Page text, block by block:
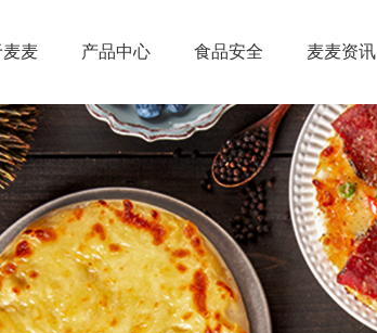
麦 产品中心 食品安全 麦麦资讯